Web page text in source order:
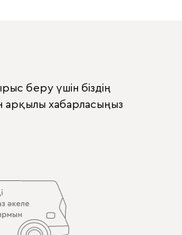
беру үшін біздің
хабарласыңыз